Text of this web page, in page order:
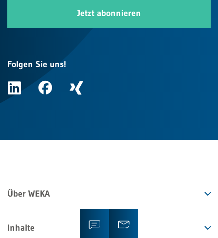
Jetzt abonnieren
Folgen Sie uns!
Über WEKA
Inhalte